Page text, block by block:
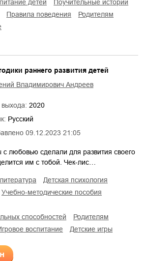
детей
поучительные истории
правила поведения
родителям
09.12.2023 21:05
раннего развития детей
Владимирович Андреев
выхода: 2020
Русский
любовью сделали для развития своего
им с тобой. Чек-лис…
детская психология
учебно-методические пособия
способностей
родителям
игровое воспитание детские игры